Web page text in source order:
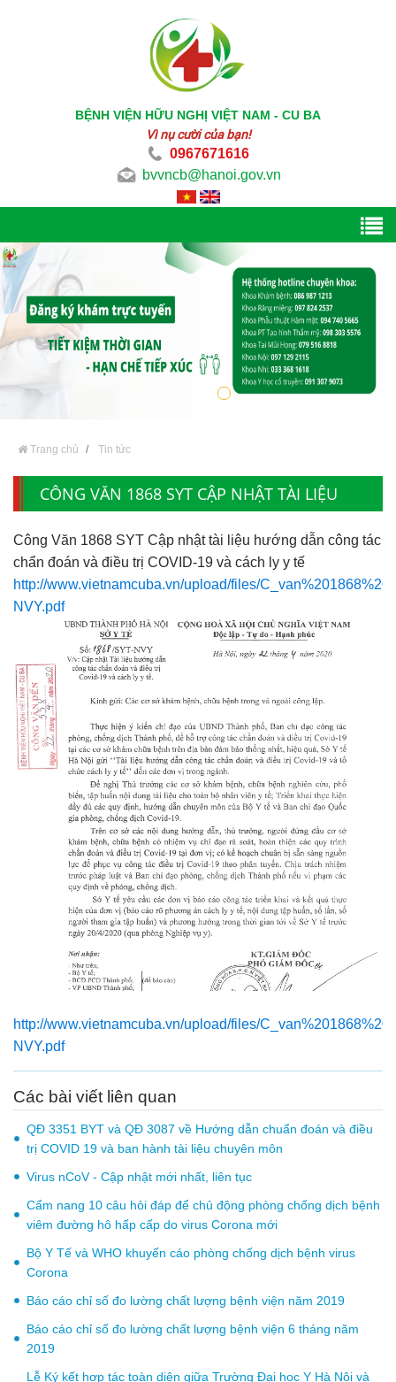
BỆNH VIỆN HỮU NGHỊ VIỆT NAM - CU BA
Vì nụ cười của bạn!
0967671616
bvvncb@hanoi.gov.vn
Trang chủ Tin tức
CÔNG VĂN 1868 SYT CẬP NHẬT TÀI LIỆU
HƯỚNG DẪN CÔNG TÁC CHẨN ĐOÁN VÀ
ĐIỀU TRỊ COVID-19 VÀ CÁCH LY Y TẾ
Công Văn 1868 SYT Cập nhật tài liệu hướng dẫn công tác
chẩn đoán và điều trị COVID-19 và cách ly y tế
http://www.vietnamcuba.vn/upload/files/
NVY.pdf
http://www.vietnamcuba.vn/upload/files/
NVY.pdf
Các bài viết liên quan
QĐ 3351 BYT và QĐ 3087 về Hướng dẫn chuẩn đoán và điều
trị COVID 19 và ban hành tài liệu chuyên môn
Virus nCoV - Cập nhật mới nhất, liên tục
Cẩm nang 10 câu hỏi đáp để chủ động phòng chống dịch bệnh
viêm đường hô hấp cấp do virus Corona mới
Bộ Y Tế và WHO khuyến cáo phòng chống dịch bệnh virus
Corona
Báo cáo chỉ số đo lường chất lượng bệnh viện năm 2019
Báo cáo chỉ số đo lường chất lượng bệnh viện 6 tháng năm
2019
Lễ Ký kết hợp tác toàn diện giữa Trường Đại học Y Hà Nội và